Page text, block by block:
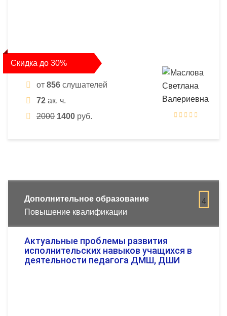
Скидка до 30%
от 856 слушателей
72 ак. ч.
2000 1400 руб.
4
Дополнительное образование
Повышение квалификации
Актуальные проблемы развития
исполнительских навыков учащихся в
деятельности педагога ДМШ, ДШИ